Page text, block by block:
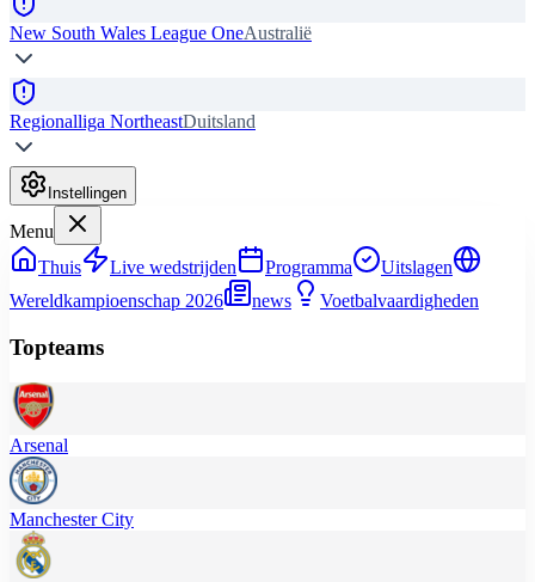
New South Wales League OneAustralië
Regionalliga NortheastDuitsland
Instellingen
Menu
Thuis
Live wedstrijden Programma
Uitslagen
Wereldkampioenschap 2026
news Voetbalvaardigheden
Topteams
Arsenal
Manchester City